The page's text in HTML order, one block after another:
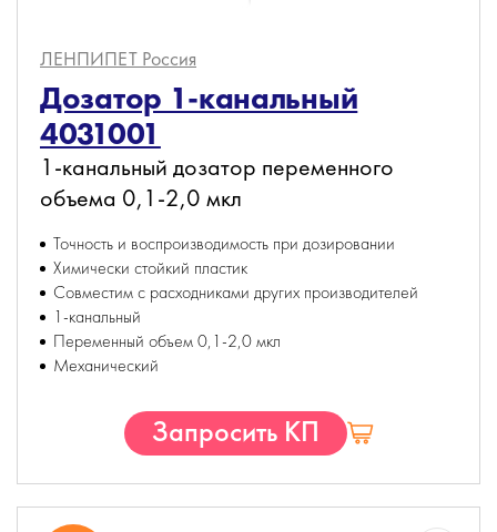
ЛЕНПИПЕТ Россия
Дозатор 1-канальный
4031001
1-канальный дозатор переменного
объема 0,1-2,0 мкл
Точность и воспроизводимость при дозировании
Химически стойкий пластик
Совместим с расходниками других производителей
1-канальный
Переменный объем 0,1-2,0 мкл
Механический
Запросить КП